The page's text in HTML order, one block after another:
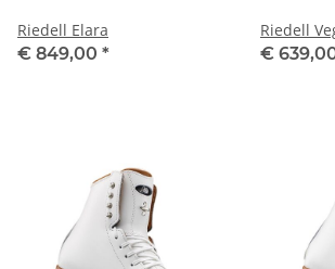
Riedell Elara
€ 849,00 *
Riedell
€